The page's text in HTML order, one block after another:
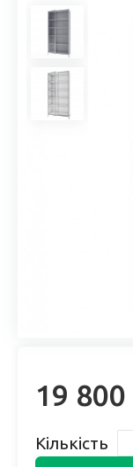
19 800
Кількість